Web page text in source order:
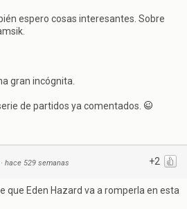
espero cosas interesantes. Sobre
gran incógnita.
de partidos ya comentados.
+2
· hace 529 semanas
que Eden Hazard va a romperla en esta